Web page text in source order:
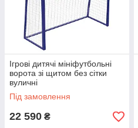
Ігрові дитячі мініфутбольні
ворота зі щитом без сітки
вуличні
Під замовлення
22 590 ₴